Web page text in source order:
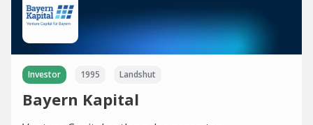
Investor 1995 Landshut
Bayern Kapital